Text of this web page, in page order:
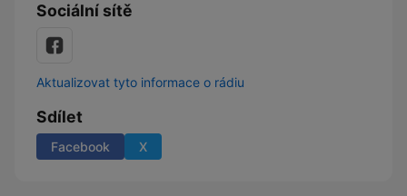
Sociální sítě
Aktualizovat tyto informace o rádiu
Sdílet
Facebook X